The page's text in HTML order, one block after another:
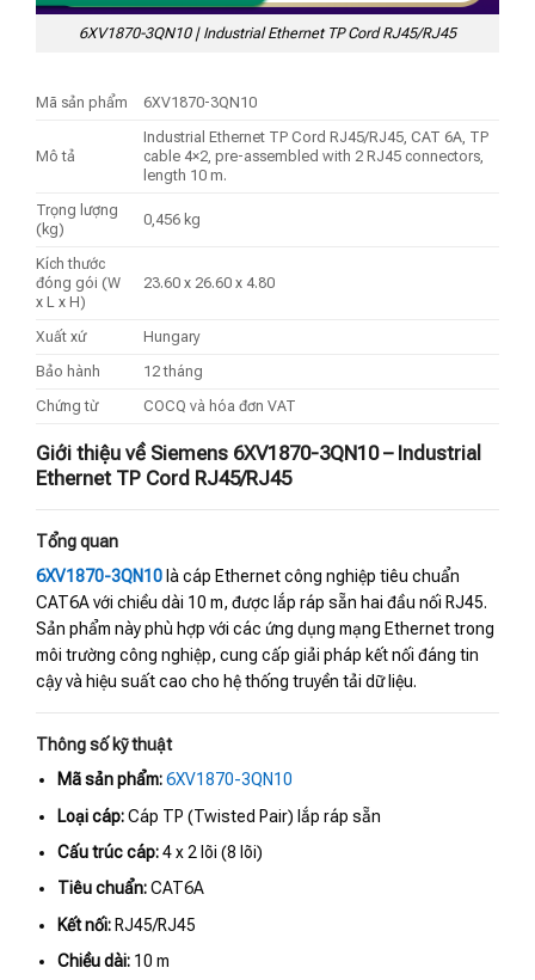
6XV1870-3QN10 | Industrial Ethernet TP Cord RJ45/RJ45
Mã sản phẩm 6XV1870-3QN10
Mô tả
Industrial Ethernet TP Cord RJ45/RJ45, CAT 6A, TP
cable 4×2, pre-assembled with 2 RJ45 connectors,
length 10 m.
Trọng lượng
(kg)
0,456 kg
Kích thước
đóng gói (W
x L x H)
23.60 x 26.60 x 4.80
Xuất xứ
Hungary
Bảo hành
12 tháng
Chứng từ
COCQ và hóa đơn VAT
Giới thiệu về Siemens 6XV1870-3QN10 – Industrial
Ethernet TP Cord RJ45/RJ45
Tổng quan
6XV1870-3QN10 là cáp Ethernet công nghiệp tiêu chuẩn
CAT6A với chiều dài 10 m, được lắp ráp sẵn hai đầu nối RJ45.
Sản phẩm này phù hợp với các ứng dụng mạng Ethernet trong
môi trường công nghiệp, cung cấp giải pháp kết nối đáng tin
cậy và hiệu suất cao cho hệ thống truyền tải dữ liệu.
Thông số kỹ thuật
Mã sản phẩm:6XV1870-3QN10
Loại cáp:Cáp TP (Twisted Pair) lắp ráp sẵn
Cấu trúc cáp:4 x 2 lõi (8 lõi)
Tiêu chuẩn:CAT6A
Kết nối: RJ45/RJ45
Chiều dài: 10 m